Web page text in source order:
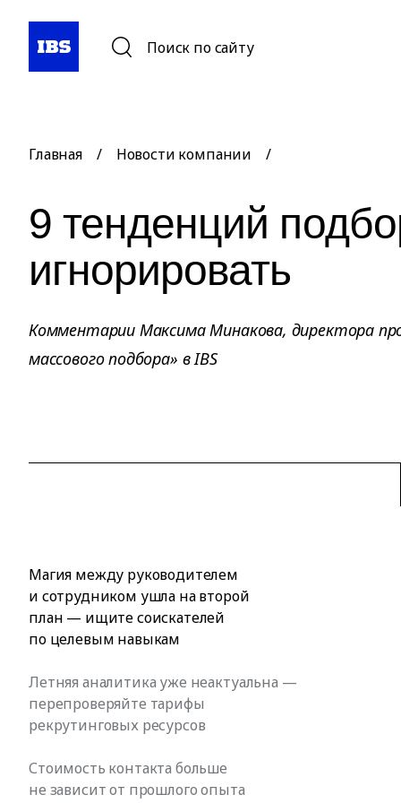
Поиск по сайту
Главная / Новости компании /
9 тенденций
игнорировать
Комментарии Максима Минакова, директора
массового подбора» в IBS
Магия между руководителем
и сотрудником ушла на второй
план — ищите соискателей
по целевым навыкам
Летняя аналитика уже неактуальна —
перепроверяйте тарифы
рекрутинговых ресурсов
Стоимость контакта больше
не зависит от прошлого опыта